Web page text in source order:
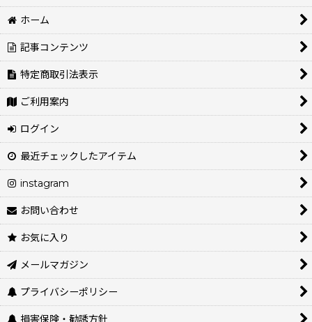
ホーム
記事コンテンツ
特定商取引法表示
ご利用案内
ログイン
最近チェックしたアイテム
instagram
お問い合わせ
お気に入り
メールマガジン
プライバシーポリシー
損害保険・勧誘方針